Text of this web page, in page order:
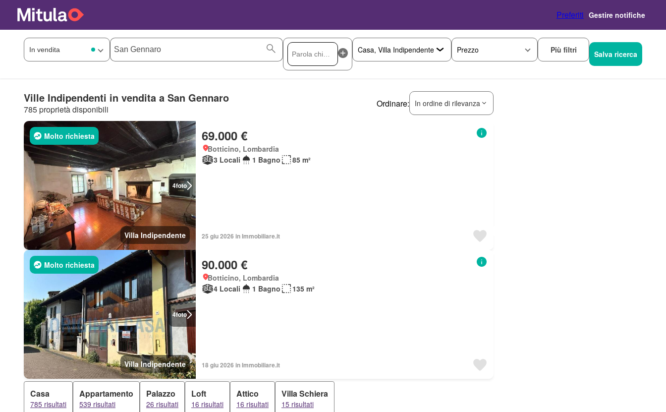
Preferiti Gestire notifiche
Prezzo Più filtri Salva ricerca
Ville Indipendenti in vendita a San Gennaro
785 proprietà disponibili
Ordinare: In ordine di rilevanza
4foto
Molto richiesta
Villa Indipendente
69.000 €
Botticino, Lombardia
3 Locali
1 Bagno 85 m²
25 giu 2026 in Immobiliare.it
4foto
Molto richiesta
Villa Indipendente
90.000 €
Botticino, Lombardia
4 Locali
1 Bagno 135 m²
18 giu 2026 in Immobiliare.it
Casa
785 risultati
Appartamento
539 risultati
Palazzo
26 risultati
Loft
16 risultati
Attico
16 risultati
Villa Schiera
15 risultati